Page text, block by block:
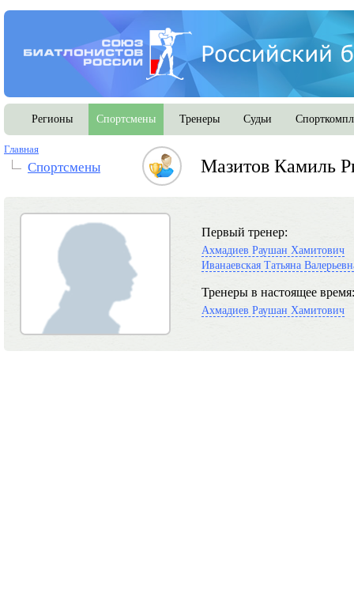
Регионы Спортсмены Тренеры Судьи
Главная
Спортсмены Мазитов Камиль
Первый тренер:
Ахмадиев Раушан Хамитович
Иванаевская Татьяна
Тренеры в настоящее время:
Ахмадиев Раушан Хамитович